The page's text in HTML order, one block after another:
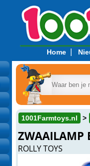
Home|
1001Farmtoys.nl
ZWAAILAMP
ROLLY TOYS